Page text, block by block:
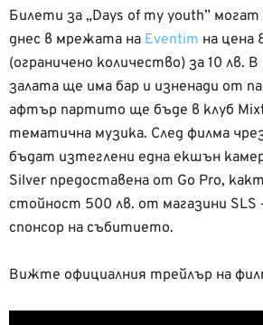
Билети за „Days of my youth”
днес в мрежата на Eventim на цена
(ограничено количество) за 10 лв.
залата ще има бар и изненади от
афтър партито ще бъде в клуб
тематична музика. След филма
бъдат изтеглени една екшън
Silver предоставена от Go Pro,
стойност 500 лв. от магазини SLS
спонсор на събитието.
Вижте официалния трейлър на